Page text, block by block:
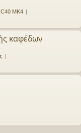
MK4
καφέδων